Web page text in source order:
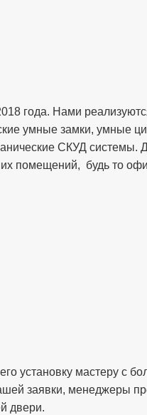
года. Нами
умные замки, умные
СКУД
помещений, будь то
установку мастеру с
заявки, менеджеры
двери.